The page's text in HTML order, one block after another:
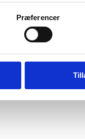
Præferencer